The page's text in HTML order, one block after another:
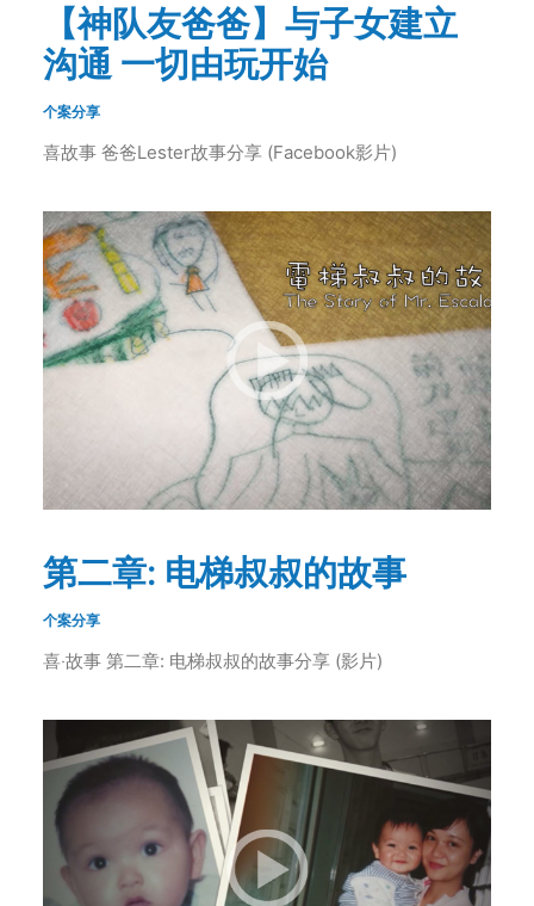
【神队友爸爸】与子女建立
沟通 一切由玩开始
个案分享
喜故事 爸爸Lester故事分享 (Facebook影片)
第二章: 电梯叔叔的故事
个案分享
喜‧故事 第二章: 电梯叔叔的故事分享 (影片)